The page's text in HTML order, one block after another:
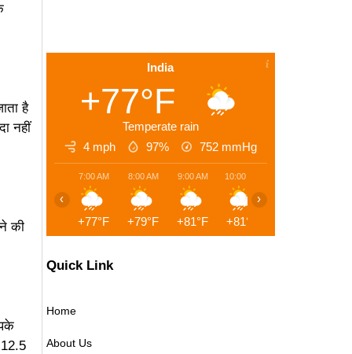
है
नहीं
की
India
+77°F
Temperate rain
4 mph
97% 752 mmHg
7:00 AM
+77°F
8:00 AM
+79°F
9:00 AM
+81°F
10:00 AM
+81°F
‹ ›
Quick Link
Home
About Us